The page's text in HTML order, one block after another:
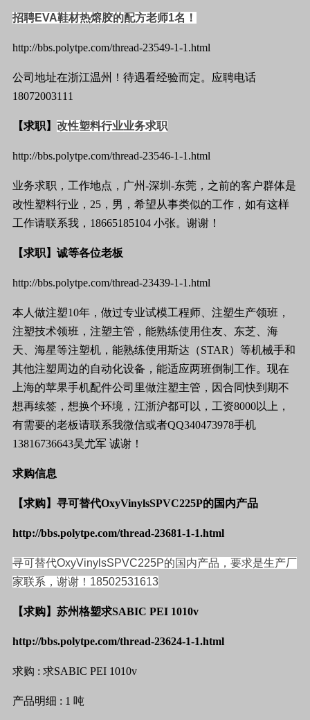
招聘EVA鞋材热熔胶的配方老师1名！
http://bbs.polytpe.com/thread-23549-1-1.html
公司 地址在浙江温州！待遇看经验而定。应聘电话
18072003111
【求职】 改性塑料行业业务求职
http://bbs.polytpe.com/thread-23546-1-1.html
业务求职 ， 工作地点，广州-深圳 -东莞，之前的客户群体是
改性塑料行业 ， 25 ，男，希望从事类似的工作，如有这样
工作请联系我， 18665185104 小张。谢谢！
【求职】诚等各位老板
http://bbs.polytpe.com/thread-23439-1-1.html
本人做注塑10年，做过专业试模工程师 、注塑生产领班，
注塑技术领班，注塑主管，能熟练使用住友、东芝、海
天、海星等注塑机 ，能熟练使用斯达（STAR ）等机械手和
其他注塑周边的自动化设备，能适应两班倒制 工作。现在
上海的苹果手机配件公司 里做注塑主管，因合同快到期不
想再续签，想换个环境，江浙沪都可以，工资8000以上，
有需要的老板请联系我微信或者QQ340473978手机
13816736643吴尤军 诚谢！
求购信息
【求购】寻可替代OxyVinylsSPVC225P的国内产品
http://bbs.polytpe.com/thread-23681-1-1.html
寻可替代OxyVinylsSPVC225P的国内产品，要求是生产厂
家联系，谢谢！ 18502531613
【求购】苏州格塑求SABIC PEI 1010v
http://bbs.polytpe.com/thread-23624-1-1.html
求购 : 求SABIC PEI 1010v
产品明细 : 1 吨